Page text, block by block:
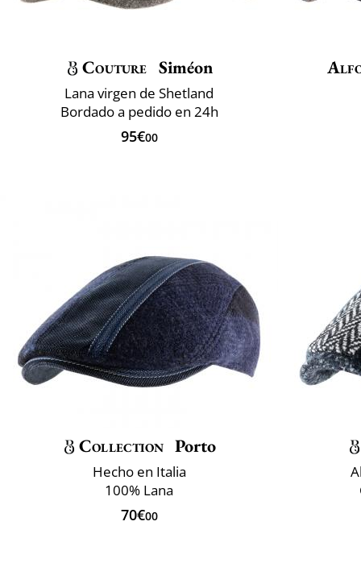
Couture Siméon
Lana virgen de Shetland
Bordado a pedido en 24h
95€00
Collection Porto
Hecho en Italia
100% Lana
70€00